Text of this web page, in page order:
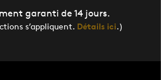
garanti de 14 jours.
s’appliquent. Détails ici.)